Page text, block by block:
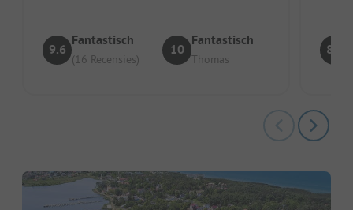
9.6
Fantastisch
(16 Recensies)
10
Fantastisch
Thomas
8.4